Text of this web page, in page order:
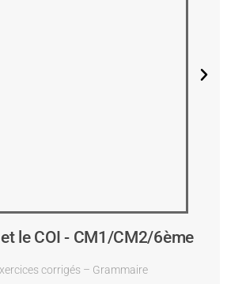
le COI - CM1/CM2/6ème
corrigés – Grammaire